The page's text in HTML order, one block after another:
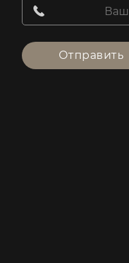
Отправить